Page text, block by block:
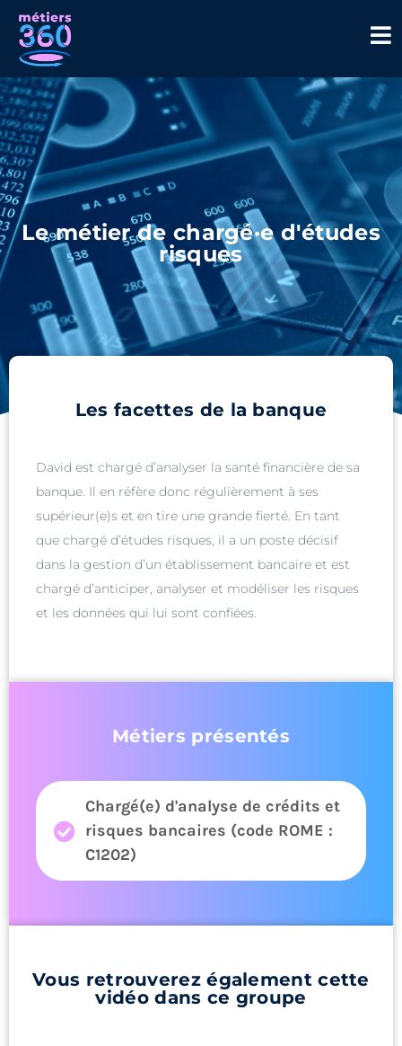
Le métier de chargé·e d'études
risques
Les facettes de la banque
David est chargé d’analyser la santé financière de sa
banque. Il en réfère donc régulièrement à ses
supérieur(e)s et en tire une grande fierté. En tant
que chargé d’études risques, il a un poste décisif
dans la gestion d’un établissement bancaire et est
chargé d’anticiper, analyser et modéliser les risques
et les données qui lui sont confiées.
Métiers présentés
Chargé(e) d'analyse de crédits et
risques bancaires (code ROME :
C1202)
Vous retrouverez également cette
vidéo dans ce groupe